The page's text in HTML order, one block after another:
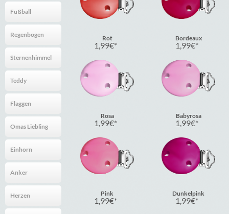
Fußball
Regenbogen
Sternenhimmel
Teddy
Flaggen
Omas Liebling
Einhorn
Anker
Herzen
Rot
1,99€
Bordeaux
1,99€
Rosa
1,99€
Babyrosa
1,99€
Pink
1,99€
Dunkelpink
1,99€